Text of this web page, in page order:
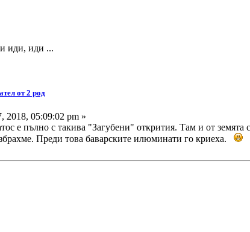
иди, иди ...
от 2 род
2018, 05:09:02 pm »
е пълно с такива "Загубени" открития. Там и от земята
Преди това баварските илюминати го криеха.